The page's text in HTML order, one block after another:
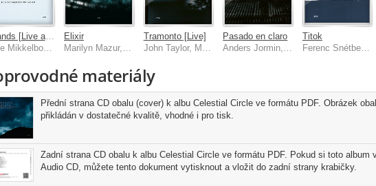
Strands [Live at the Danish Radio Concert Hall]
Palle Mikkelborg, Jakob Bro, Marilyn Mazur
Elixir
Tramonto [Live]
Pasado en claro
Titok
Ferenc Snétberger, Anders Jormin, Joey Baron
materiály
Přední strana CD obalu (cover) k albu Celestial Circle ve formátu PDF. Obrázek
přikládán v dostatečné kvalitě, vhodné i pro tisk.
Zadní strana CD obalu k albu Celestial Circle ve formátu PDF. Pokud si toto album
Audio CD, můžete tento dokument vytisknout a vložit do zadní strany krabičky.